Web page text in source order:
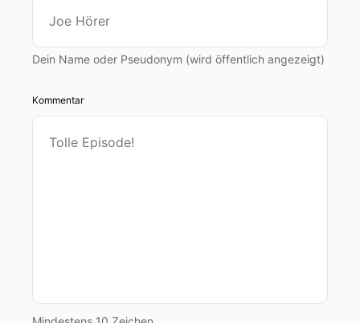
Dein Name oder Pseudonym (wird öffentlich angezeigt)
Kommentar